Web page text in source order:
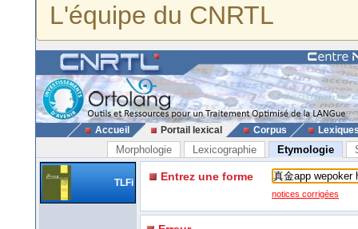
L'équipe du CNRTL
Accueil Portail lexical Corpus
Morphologie Lexicographie Etymologie
TLFi Entrez une forme
notices corrigées